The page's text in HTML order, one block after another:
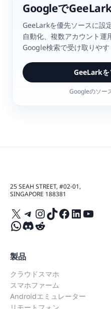
Googleで
GeeLarkを優先ソースに設
自動化、複数アカウント運
Google検索で受け取りやす
GeeLarkを
Googleのソー
25 SEAH STREET, #02-01,
SINGAPORE 188381
X Telegram
Instagram
TikTok
Facebook
LinkedIn
WhatsApp
Discord
Reddit
製品
クラウドスマホ
スマホファーム
Androidエミュレーター
リモートフォン